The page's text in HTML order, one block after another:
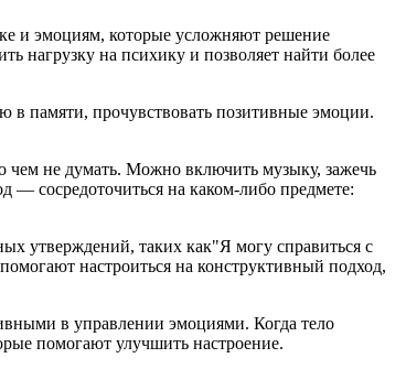
и эмоциям, которые усложняют решение
нагрузку на психику и позволяет найти более
в памяти, прочувствовать позитивные эмоции.
чем не думать. Можно включить музыку, зажечь
— сосредоточиться на каком-либо предмете:
утверждений, таких как"Я могу справиться с
настроиться на конструктивный подход,
в управлении эмоциями. Когда тело
помогают улучшить настроение.